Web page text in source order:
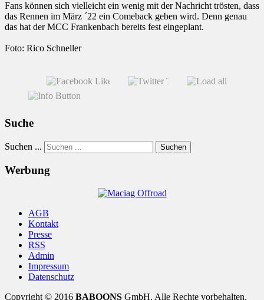
Fans können sich vielleicht ein wenig mit der Nachricht trösten, dass
das Rennen im März ´22 ein Comeback geben wird. Denn genau
das hat der MCC Frankenbach bereits fest eingeplant.
Foto: Rico Schneller
Suche
Suchen ... Suchen
Werbung
AGB
Kontakt
Presse
RSS
Admin
Impressum
Datenschutz
Copyright © 2016 BABOONS GmbH. Alle Rechte vorbehalten.